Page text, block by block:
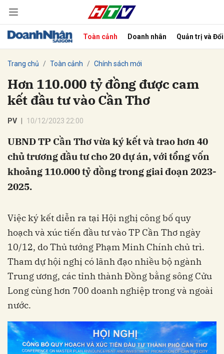
Toàn cảnh Doanh nhân Quản trị và
Trang chủ Toàn cảnh Chính sách mới
Hơn 110.000 tỷ đồng được cam
kết đầu tư vào Cần Thơ
PV 10/12/2023 22:00
UBND TP Cần Thơ vừa ký kết và trao hơn 40
chủ trương đầu tư cho 20 dự án, với tổng vốn
khoảng 110.000 tỷ đồng trong giai đoạn 2023-
2025.
Việc ký kết diễn ra tại Hội nghị công bố quy
hoạch và xúc tiến đầu tư vào TP Cần Thơ ngày
10/12, do Thủ tướng Phạm Minh Chính chủ trì.
Tham dự hội nghị có lãnh đạo nhiều bộ ngành
Trung ương, các tỉnh thành Đồng bằng sông Cửu
Long cùng hơn 700 doanh nghiệp trong và ngoài
nước.
Hủy